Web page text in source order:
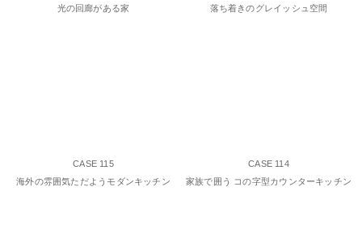
光の回廊がある家
落ち着きのグレイッシュ空間
CASE 115
海外の雰囲気ただようモダンキッチン
CASE 114
家族で囲う コの字型カウンターキッチン